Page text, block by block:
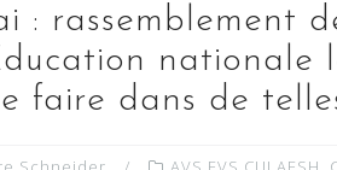
: rassemblement
nationale
faire dans de